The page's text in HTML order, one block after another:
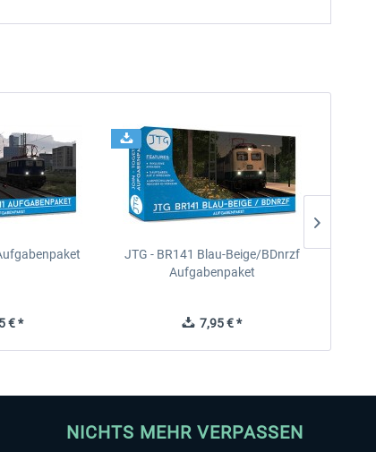
€ *
JTG - BR141 Blau-Beige/BDnrzf
Aufgabenpaket
7,95 € *
NICHTS MEHR VERPASSEN